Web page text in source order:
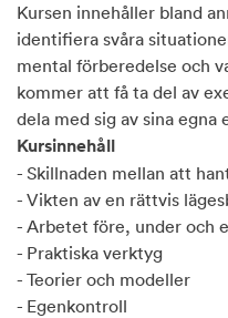
Kursen innehåller bland
identifiera svåra
mental förberedelse och
kommer att få ta del av
dela med sig av sina egna
Kursinnehåll
- Skillnaden mellan att
- Vikten av en rättvis
- Arbetet före, under och
- Praktiska verktyg
- Teorier och modeller
- Egenkontroll